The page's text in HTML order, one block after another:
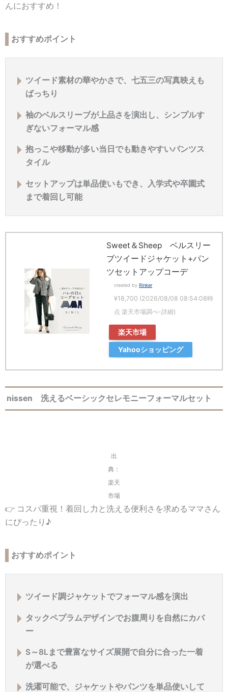
んにおすすめ！
おすすめポイント
ツイード素材の華やかさで、七五三の写真映えも
ばっちり
袖のベルスリーブが上品さを演出し、シンプルす
ぎないフォーマル感
抱っこや移動が多い当日でも動きやすいパンツス
タイル
セットアップは単品使いもでき、入学式や卒園式
まで着回し可能
Sweet＆Sheep ベルスリー
ブツイードジャケット+パン
ツセットアップコーデ
created by Rinker
¥18,700 (2026/08/08 08:54:08時
点 楽天市場調べ-詳細)
楽天市場
Yahooショッピング
nissen 洗えるベーシックセレモニーフォーマルセット
出
典：
楽天
市場
👉 コスパ重視！着回し力と洗える便利さを求めるママさん
にぴったり♪
おすすめポイント
ツイード調ジャケットでフォーマル感を演出
タックペプラムデザインでお腹周りを自然にカバ
ー
S～8Lまで豊富なサイズ展開で自分に合った一着
が選べる
洗濯可能で、ジャケットやパンツを単品使いして